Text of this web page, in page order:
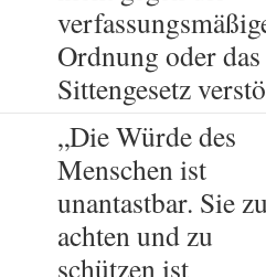
Ordnung oder das
Sittengesetz
„Die Würde des
Menschen ist
unantastbar. Sie
achten und zu
schützen ist